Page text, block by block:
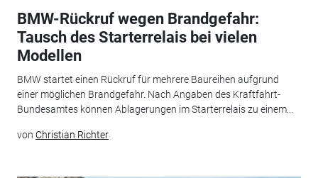
BMW-Rückruf wegen Brandgefahr:
Tausch des Starterrelais bei vielen
Modellen
BMW startet einen Rückruf für mehrere Baureihen aufgrund
einer möglichen Brandgefahr. Nach Angaben des Kraftfahrt-
Bundesamtes können Ablagerungen im Starterrelais zu einem...
von Christian Richter